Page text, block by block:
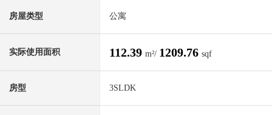
房屋类型 公寓
实际使用面积 112.39 m²/ 1209.76 sqf
房型 3SLDK